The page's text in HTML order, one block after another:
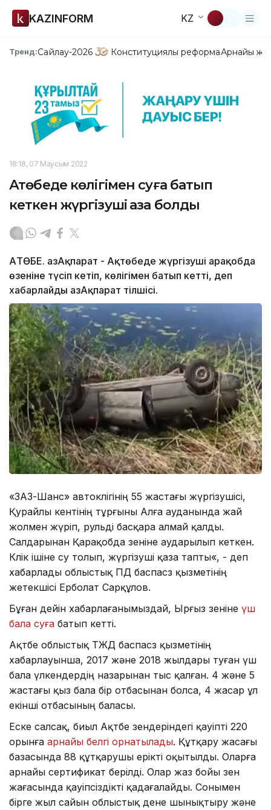
KAZINFORM KZ
Тренд:Сайлау-2026 Конституциялық реформаАрнайы
18:18, 07 Маусым 2022
Ақтөбеде көлігімен суға батып
кеткен жүргізуші қаза болды
АҚТӨБЕ. ҚазАқпарат - Ақтөбеде жүргізуші Қарақобда
өзеніне түсіп кетіп, көлігімен батып кетті, деп
хабарлайды ҚазАқпарат тілшісі.
«ЗАЗ-Шанс» автокөлігінің 55 жастағы жүргізушісі,
Қурайлы кентінің тұрғыны Алға ауданында жай
жолмен жүріп, рульді басқара алмай қалды.
Салдарынан Қарақобда өзеніне аударылып кеткен.
Көлік ішіне су толып, жүргізуші қаза тапты«, - деп
хабарлады облыстық ПД баспасөз қызметінің
жетекшісі Ерболат Сарқұлов.
Бұған дейін хабарлағанымыздай, Ырғыз өзеніне үш
бала суға батып кетті.
Ақтөбе облыстық ТЖД баспасөз қызметінің
хабарлауынша, 2017 және 2018 жылдары туған үш
бала үлкендердің назарынан тыс қалған. 4 және 5
жастағы қыз бала бір отбасынан болса, 4 жасар ұл
екінші отбасының баласы.
Еске салсақ, биыл Ақтөбе өзендеріндегі қауіпті 220
орынға арнайы белгі орнатылады. Құтқару жасағы
базасында 88 құтқарушы ерікті оқытылды. Оларға
арнайы сертификат берілді. Олар жаз бойы өзен
жағасында қауіпсіздікті қадағалайды. Сонымен
бірге жыл сайын облыстық дене шынықтыру және